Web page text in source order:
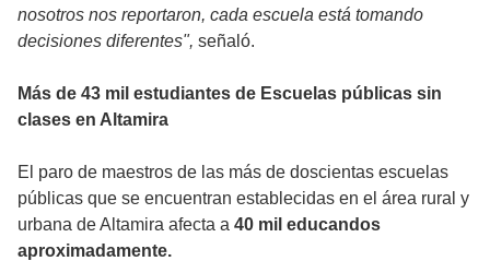
nosotros nos reportaron, cada escuela está tomando
decisiones diferentes", señaló.
Más de 43 mil estudiantes de Escuelas públicas sin
clases en Altamira
El paro de maestros de las más de doscientas escuelas
públicas que se encuentran establecidas en el área rural y
urbana de Altamira afecta a 40 mil educandos
aproximadamente.